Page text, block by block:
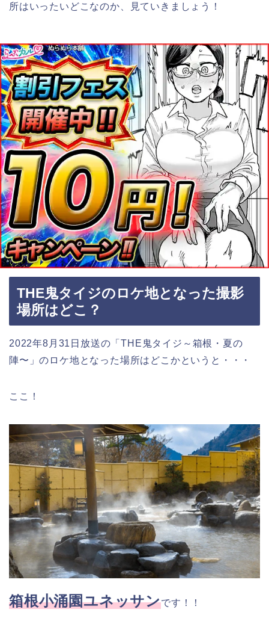
所はいったいどこなのか、見ていきましょう！
THE鬼タイジのロケ地となった撮影
場所はどこ？
2022年8月31日放送の「THE鬼タイジ～ 箱根・夏の
陣〜 」のロケ地となった場所はどこかというと・・・
ここ！
箱根小涌園ユネッサンです！！